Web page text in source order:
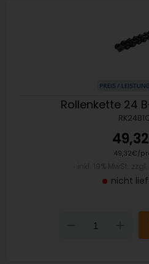
Rollenkette 24
49,32€/
nicht
Down